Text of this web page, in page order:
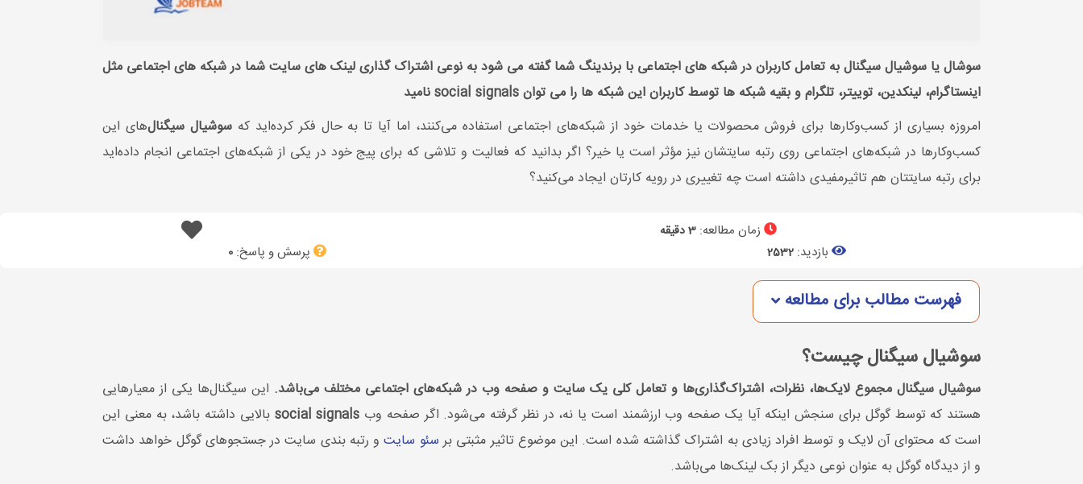
سوشال یا سوشیال سیگنال به تعامل کاربران در شبکه های اجتماعی با برندینگ شما گفته می شود به نوعی اشتراک گذاری لینک های سایت شما در شبکه های اجتماعی مثل
اینستاگرام، لینکدین، توییتر، تلگرام و بقیه شبکه ها توسط کاربران این شبکه ها را می توان social signals نامید
امروزه بسیاری از کسب‌وکارها برای فروش محصولات یا خدمات خود از شبکه‌های اجتماعی استفاده می‌کنند، اما آیا تا به حال فکر کرده‌اید کهسوشیال سیگنال‌های این
کسب‌وکارها در شبکه‌های اجتماعی روی رتبه سایتشان نیز مؤثر است یا خیر؟ اگر بدانید که فعالیت و تلاشی که برای پیج خود در یکی از شبکه‌های اجتماعی انجام داده‌اید
برای رتبه سایتتان هم تاثیرمفیدی داشته است چه تغییری در رویه کارتان ایجاد می‌کنید؟
زمان مطالعه:3 دقیقه
بازدید:2532 پرسش و پاسخ:0
فهرست مطالب برای مطالعه
سوشیال سیگنال چیست؟
سوشیال سیگنال مجموع لایک‌ها، نظرات، اشتراک‌گذاری‌ها و تعامل کلی یک سایت و صفحه وب در شبکه‌های اجتماعی مختلف می‌باشد. این سیگنال‌ها یکی از معیارهایی
هستند که توسط گوگل برای سنجش اینکه آیا یک صفحه وب ارزشمند است یا نه، در نظر گرفته می‌شود. اگر صفحه وب social signals بالایی داشته باشد، به معنی این
است که محتوای آن لایک و توسط افراد زیادی به اشتراک گذاشته شده است. این موضوع تاثیر مثبتی برسئو سایتو رتبه بندی سایت در جستجوهای گوگل خواهد داشت
و از دیدگاه گوگل به عنوان نوعی دیگر از بک لینک‌ها می‌باشد.